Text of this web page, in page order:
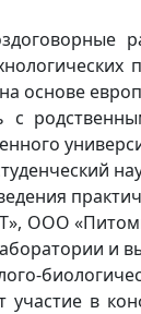
основе
ООО
и
участие в